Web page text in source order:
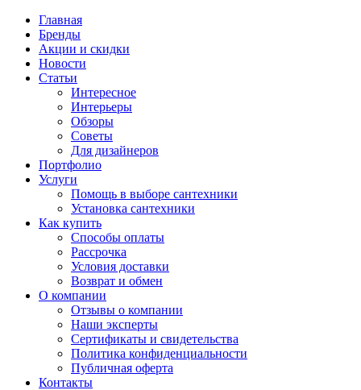
Главная
Бренды
Акции и скидки
Новости
Статьи
Интересное
Интерьеры
Обзоры
Советы
Для дизайнеров
Портфолио
Услуги
Помощь в выборе сантехники
Установка сантехники
Как купить
Способы оплаты
Рассрочка
Условия доставки
Возврат и обмен
О компании
Отзывы о компании
Наши эксперты
Сертификаты и свидетельства
Политика конфиденциальности
Публичная оферта
Контакты